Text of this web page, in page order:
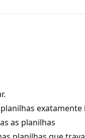
exatamente
as planilhas